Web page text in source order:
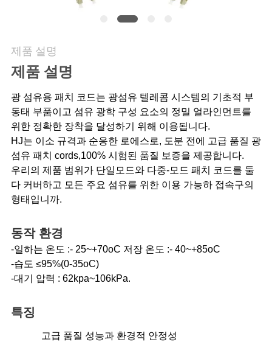
세
요
뉴
스
경
우
사
이
맵
제품 설명
제품 설명
광 섬유용 패치 코드는 광섬유 텔레콤 시스템의 기초적 부
동태 부품이고 섬유 광학 구성 요소의 정밀 얼라인먼트를
위한 정확한 장착을 달성하기 위해 이용됩니다.
HJ는 이소 규격과 순응한 로에스로, 도분 전에 고급 품질 광
섬유 패치 cords,100% 시험된 품질 보증을 제공합니다.
우리의 제품 범위가 단일모드와 다중-모드 패치 코드를 둘
다 커버하고 모든 주요 섬유를 위한 이용 가능하 접속구의
형태입니까.
동작 환경
-일하는 온도 :- 25~+70oC 저장 온도 :- 40~+85oC
-습도 ≤95%(0-35oC)
-대기 압력 : 62kpa~106kPa.
특징
고급 품질 성능과 환경적 안정성